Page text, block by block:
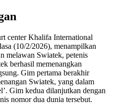
center Khalifa International
(10/2/2026), menampilkan
melawan Swiatek, petenis
berhasil memenangkan
Gim pertama berakhir
Swiatek, yang dalam
Gim kedua dilanjutkan dengan
nomor dua dunia tersebut.